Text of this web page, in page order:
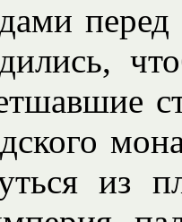
перед
из